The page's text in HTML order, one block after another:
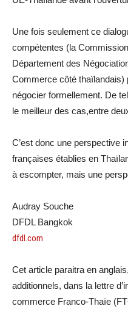
Une fois seulement ce
compétentes (la
Département des
Commerce côté thaïlandais)
négocier formellement. De
le meilleur des cas,entre
C’est donc une perspective
françaises établies en
à escompter, mais une
Audray Souche
DFDL Bangkok
dfdl.com
Cet article paraitra en
additionnels, dans la lettre
commerce Franco-Thaïe